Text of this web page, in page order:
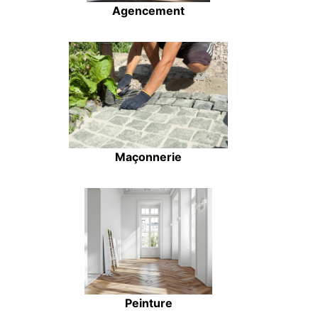
Agencement
Maçonnerie
Peinture